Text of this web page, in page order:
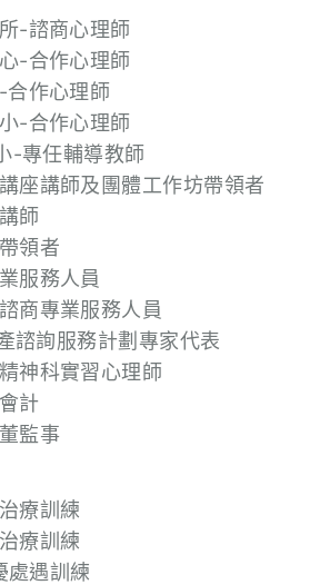
-諮商心理師
-合作心理師
合作心理師
-合作心理師
-專任輔導教師
座講師及團體工作坊帶領者
師
領者
服務人員
商專業服務人員
諮詢服務計劃專家代表
神科實習心理師
計
監事
療訓練
療訓練
處遇訓練